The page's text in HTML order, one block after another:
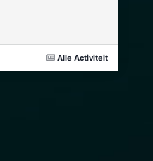
Alle Activiteit